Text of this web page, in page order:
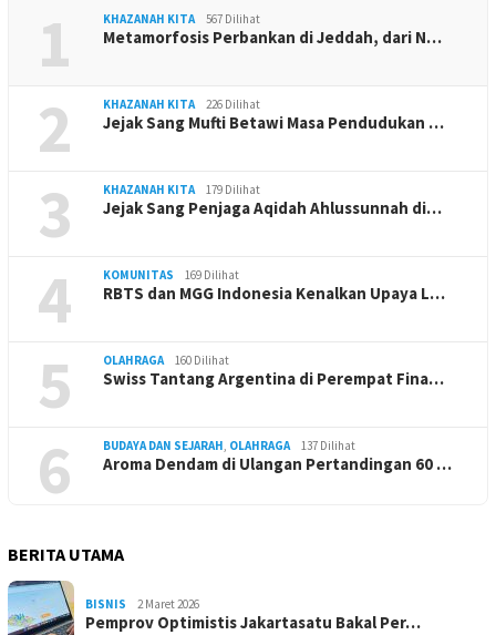
1 KHAZANAH KITA 567 Dilihat
Metamorfosis Perbankan di Jeddah, dari N…
2 KHAZANAH KITA 226 Dilihat
Jejak Sang Mufti Betawi Masa Pendudukan …
3 KHAZANAH KITA 179 Dilihat
Jejak Sang Penjaga Aqidah Ahlussunnah di…
4 KOMUNITAS 169 Dilihat
RBTS dan MGG Indonesia Kenalkan Upaya L…
5 OLAHRAGA 160 Dilihat
Swiss Tantang Argentina di Perempat Fina…
6 BUDAYA DAN SEJARAH, OLAHRAGA 137 Dilihat
Aroma Dendam di Ulangan Pertandingan 60 …
BERITA UTAMA
BISNIS 2 Maret 2026
Pemprov Optimistis Jakartasatu Bakal Per…